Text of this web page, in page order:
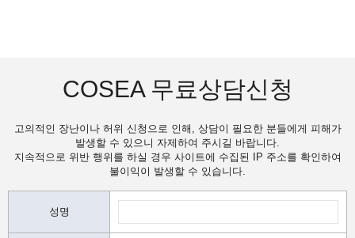
COSEA 무료상담신청
고의적인 장난이나 허위 신청으로 인해, 상담이 필요한 분들에게 피해가
발생할 수 있으니 자제하여 주시길 바랍니다.
지속적으로 위반 행위를 하실 경우 사이트에 수집된 IP 주소를 확인하여
불이익이 발생할 수 있습니다.
성명